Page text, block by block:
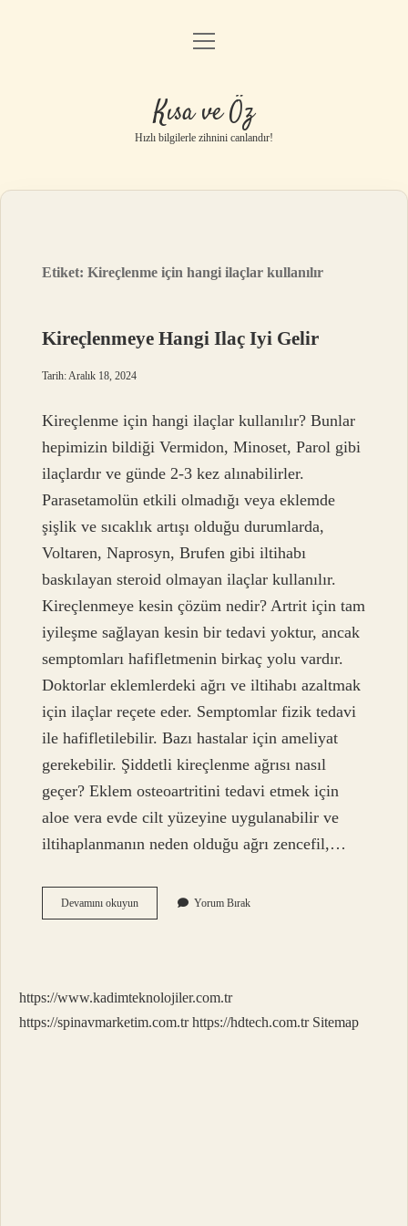
Anasayfa
Gizlilik Politikası
Yasal Uyarı
menüyü
Kısa ve Öz
Hızlı bilgilerle zihnini canlandır!
Etiket:Kireçlenme için hangi ilaçlar kullanılır
Kireçlenmeye Hangi Ilaç Iyi Gelir
Tarih: Aralık 18, 2024
Kireçlenme için hangi ilaçlar kullanılır? Bunlar
hepimizin bildiği Vermidon, Minoset, Parol gibi
ilaçlardır ve günde 2-3 kez alınabilirler.
Parasetamolün etkili olmadığı veya eklemde
şişlik ve sıcaklık artışı olduğu durumlarda,
Voltaren, Naprosyn, Brufen gibi iltihabı
baskılayan steroid olmayan ilaçlar kullanılır.
Kireçlenmeye kesin çözüm nedir? Artrit için tam
iyileşme sağlayan kesin bir tedavi yoktur, ancak
semptomları hafifletmenin birkaç yolu vardır.
Doktorlar eklemlerdeki ağrı ve iltihabı azaltmak
için ilaçlar reçete eder. Semptomlar fizik tedavi
ile hafifletilebilir. Bazı hastalar için ameliyat
gerekebilir. Şiddetli kireçlenme ağrısı nasıl
geçer? Eklem osteoartritini tedavi etmek için
aloe vera evde cilt yüzeyine uygulanabilir ve
iltihaplanmanın neden olduğu ağrı zencefil,…
Devamını okuyunKireçlenmeye
Hangi
Yorum Bırak
https://www.kadimteknolojiler.com.tr
https://spinavmarketim.com.tr https://hdtech.com.tr Sitemap